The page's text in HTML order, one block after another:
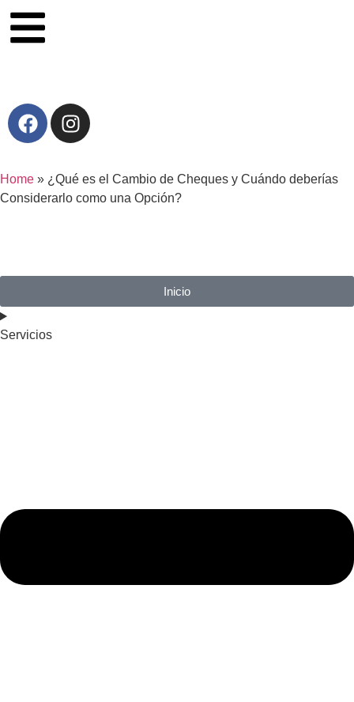
Home » ¿Qué es el Cambio de Cheques y Cuándo deberías
Considerarlo como una Opción?
Inicio
Servicios